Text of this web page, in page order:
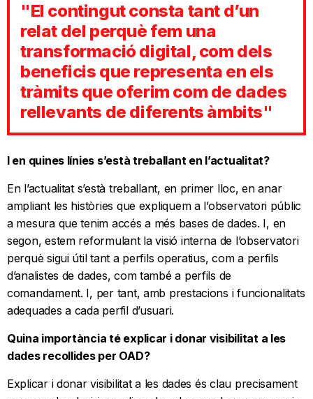
"El contingut consta tant d’un
relat del perquè fem una
transformació digital, com dels
beneficis que representa en els
tràmits que oferim com de dades
rellevants de diferents àmbits"
I en quines línies s’està treballant en l’actualitat?
En l’actualitat s’està treballant, en primer lloc, en anar
ampliant les històries que expliquem a l’observatori públic
a mesura que tenim accés a més bases de dades. I, en
segon, estem reformulant la visió interna de l’observatori
perquè sigui útil tant a perfils operatius, com a perfils
d’analistes de dades, com també a perfils de
comandament. I, per tant, amb prestacions i funcionalitats
adequades a cada perfil d’usuari.
Quina importància té explicar i donar visibilitat a les
dades recollides per OAD?
Explicar i donar visibilitat a les dades és clau precisament